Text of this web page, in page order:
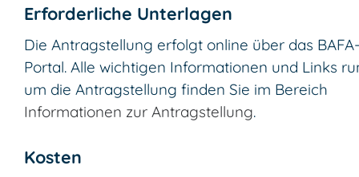
Erforderliche Unterlagen
Die Antragstellung erfolgt online über das BAFA-
Portal. Alle wichtigen Informationen und Links
um die Antragstellung finden Sie im Bereich
Informationen zur Antragstellung.
Kosten